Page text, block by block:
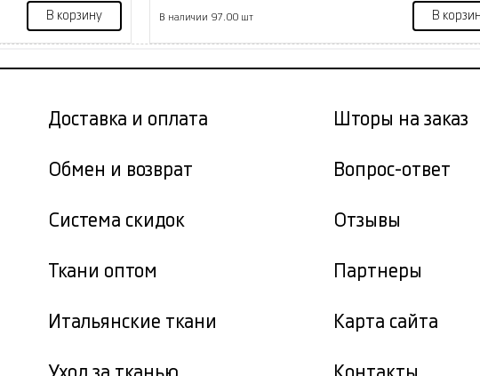
В корзину В наличии 97.00 шт В
Доставка и оплата
Обмен и возврат
Система скидок
Ткани оптом
Итальянские ткани
Шторы на заказ
Вопрос-ответ
Отзывы
Партнеры
Карта сайта